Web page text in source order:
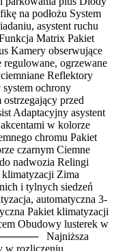
na podłożu System
asystent ruchu
Matrix Pakiet
Kamery obserwujące
ogrzewane
Reflektory
ochrony
przed
Adaptacyjny asystent
w kolorze
chromu Pakiet
czarnym Ciemne
nadwozia Relingi
Zima
i tylnych siedzeń
automatyczna 3-
Pakiet klimatyzacji
Obudowy lusterek w
Najniższa
w rozliczeniu